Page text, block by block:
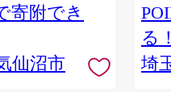
寄附でき
仙沼市
贅沢
り物
る！
埼